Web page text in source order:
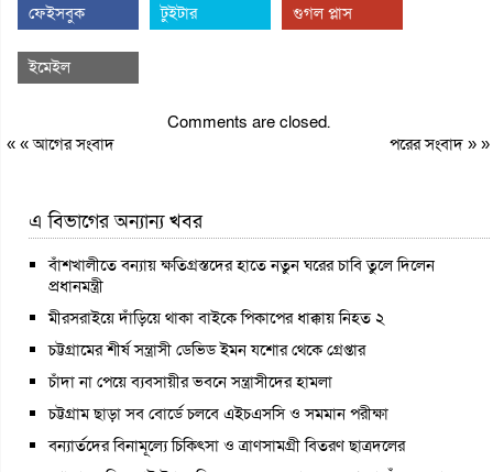
ফেইসবুক টুইটার গুগল প্লাস
ইমেইল
Comments are closed.
« «আগের সংবাদ পরের সংবাদ» »
এ বিভাগের অন্যান্য খবর
বাঁশখালীতে বন্যায় ক্ষতিগ্রস্তদের হাতে নতুন ঘরের চাবি তুলে দিলেন
প্রধানমন্ত্রী
মীরসরাইয়ে দাঁড়িয়ে থাকা বাইকে পিকাপের ধাক্কায় নিহত ২
চট্টগ্রামের শীর্ষ সন্ত্রাসী ডেভিড ইমন যশোর থেকে গ্রেপ্তার
চাঁদা না পেয়ে ব্যবসায়ীর ভবনে সন্ত্রাসীদের হামলা
চট্টগ্রাম ছাড়া সব বোর্ডে চলবে এইচএসসি ও সমমান পরীক্ষা
বন্যার্তদের বিনামূল্যে চিকিৎসা ও ত্রাণসামগ্রী বিতরণ ছাত্রদলের